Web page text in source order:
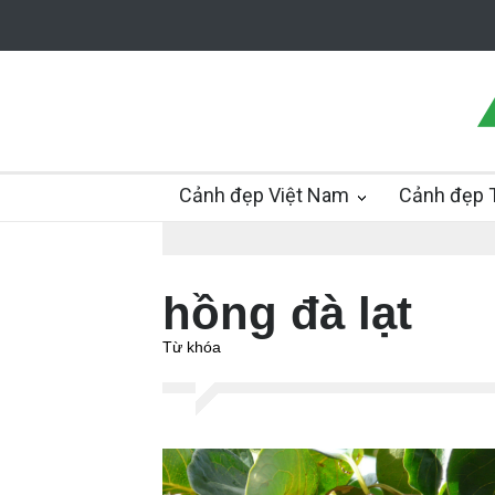
Cảnh đẹp Việt Nam Cảnh đẹp
hồng đà lạt
Từ khóa